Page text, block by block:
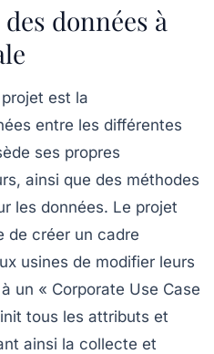
données à
est la
entre les différentes
ses propres
ainsi que des méthodes
les données. Le projet
de créer un cadre
usines de modifier leurs
un « Corporate Use Case
tous les attributs et
ainsi la collecte et